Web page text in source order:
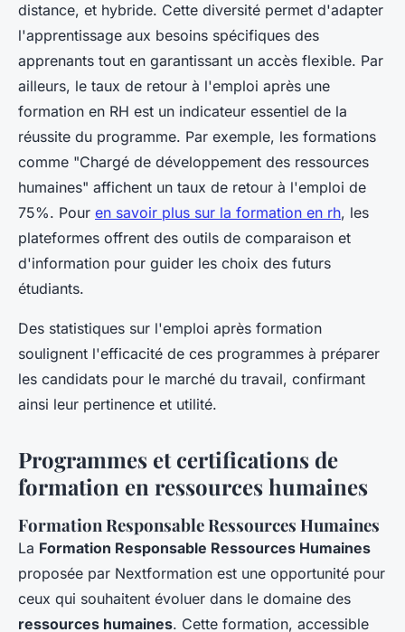
distance, et hybride. Cette diversité permet d'adapter
l'apprentissage aux besoins spécifiques des
apprenants tout en garantissant un accès flexible. Par
ailleurs, le taux de retour à l'emploi après une
formation en RH est un indicateur essentiel de la
réussite du programme. Par exemple, les formations
comme "Chargé de développement des ressources
humaines" affichent un taux de retour à l'emploi de
75%. Pour en savoir plus sur la formation en rh, les
plateformes offrent des outils de comparaison et
d'information pour guider les choix des futurs
étudiants.
Des statistiques sur l'emploi après formation
soulignent l'efficacité de ces programmes à préparer
les candidats pour le marché du travail, confirmant
ainsi leur pertinence et utilité.
Programmes et certifications de
formation en ressources humaines
Formation Responsable Ressources Humaines
La Formation Responsable Ressources Humaines
proposée par Nextformation est une opportunité pour
ceux qui souhaitent évoluer dans le domaine des
ressources humaines. Cette formation, accessible